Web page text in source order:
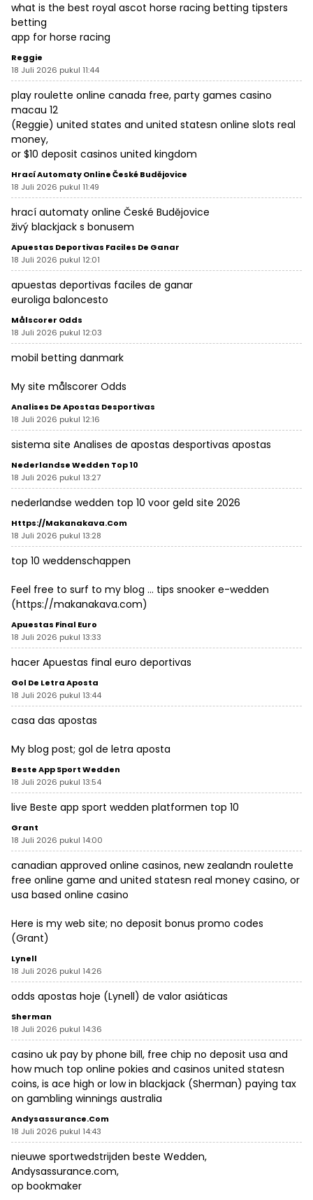
what is the best royal ascot horse racing betting tipsters​
betting
app for horse racing​
Reggie
18 Juli 2026 pukul 11:44
play roulette online canada free, party games casino
macau 12
(Reggie) united states and united statesn online slots real
money,
or $10 deposit casinos united kingdom
Hrací Automaty Online České Budějovice
18 Juli 2026 pukul 11:49
hrací automaty online České Budějovice
živý blackjack s bonusem
Apuestas Deportivas Faciles De Ganar
18 Juli 2026 pukul 12:01
apuestas deportivas faciles de ganar
euroliga baloncesto
Målscorer Odds
18 Juli 2026 pukul 12:03
mobil betting danmark
My site målscorer Odds
Analises De Apostas Desportivas
18 Juli 2026 pukul 12:16
sistema site Analises de apostas desportivas apostas
Nederlandse Wedden Top 10
18 Juli 2026 pukul 13:27
nederlandse wedden top 10 voor geld site 2026
Https://makanakava.com
18 Juli 2026 pukul 13:28
top 10 weddenschappen
Feel free to surf to my blog … tips snooker e-wedden
(https://makanakava.com)
Apuestas Final Euro
18 Juli 2026 pukul 13:33
hacer Apuestas final euro deportivas
Gol De Letra Aposta
18 Juli 2026 pukul 13:44
casa das apostas
My blog post; gol de letra aposta
Beste App Sport Wedden
18 Juli 2026 pukul 13:54
live Beste app sport wedden platformen top 10
Grant
18 Juli 2026 pukul 14:00
canadian approved online casinos, new zealandn roulette
free online game and united statesn real money casino, or
usa based online casino
Here is my web site; no deposit bonus promo codes
(Grant)
Lynell
18 Juli 2026 pukul 14:26
odds apostas hoje (Lynell) de valor asiáticas
Sherman
18 Juli 2026 pukul 14:36
casino uk pay by phone bill, free chip no deposit usa and
how much top online pokies and casinos united statesn
coins, is ace high or low in blackjack (Sherman) paying tax
on gambling winnings australia
Andysassurance.com
18 Juli 2026 pukul 14:43
nieuwe sportwedstrijden beste Wedden,
Andysassurance.com,
op bookmaker